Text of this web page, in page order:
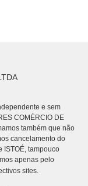
e sem
COMÉRCIO DE
também que não
cancelamento do
ISTOÉ, tampouco
apenas pelo
sites.